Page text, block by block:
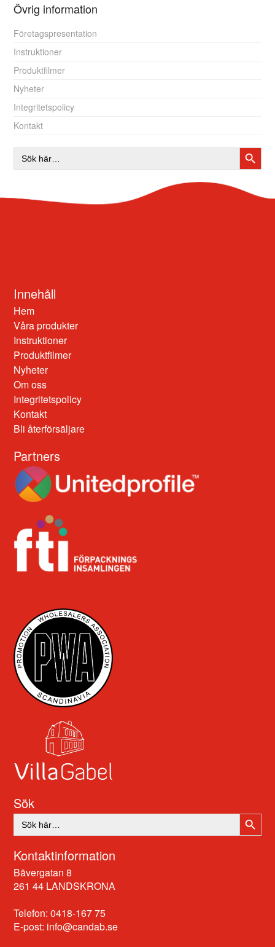
Övrig information
Företagspresentation
Instruktioner
Produktfilmer
Nyheter
Integritetspolicy
Kontakt
Sök
efter:
Innehåll
Hem
Våra produkter
Instruktioner
Produktfilmer
Nyheter
Om oss
Integritetspolicy
Kontakt
Bli återförsäljare
Partners
Sök
Sök
efter:
Kontaktinformation
Bävergatan 8
261 44 LANDSKRONA
Telefon: 0418-167 75
E-post: info@candab.se